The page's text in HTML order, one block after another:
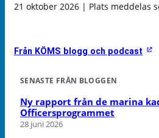
21 oktober 2026 | Plats meddelas
Från KÖMS blogg och podcast
SENASTE FRÅN BLOGGEN
Ny rapport från de marina
Officersprogrammet
28 juni 2026